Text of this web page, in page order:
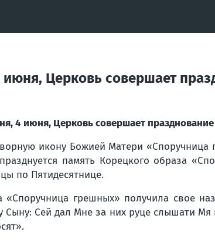
Церковь совершает
4 июня, Церковь совершает
икону Божией Матери «Споручница
память Корецкого образа
по Пятидесятнице.
«Споручница грешных» получила свое
Сыну: Сей дал Мне за них руце слышати Мя